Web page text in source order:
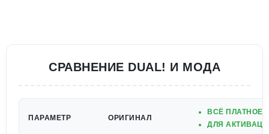
СРАВНЕНИЕ DUAL! И МОДА
ПАРАМЕТР ОРИГИНАЛ
ВСЁ ПЛАТНОЕ
ДЛЯ